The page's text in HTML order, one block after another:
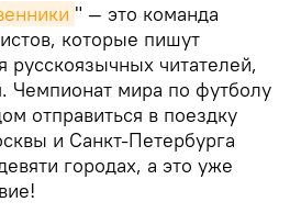
" — это команда
которые пишут
русскоязычных читателей,
Чемпионат мира по футболу
отправиться в поездку
и Санкт-Петербурга
городах, а это уже